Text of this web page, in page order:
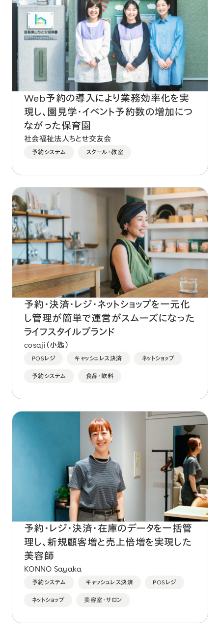
Web予約の導入により業務効率化を実
現し、園見学・イベント予約数の増加につ
ながった保育園
社会福祉法人ちとせ交友会
予約システム スクール・教室
予約・決済・レジ・ネットショップを一元化
し管理が簡単で運営がスムーズになった
ライフスタイルブランド
cosaji（小匙）
POSレジ キャッシュレス決済 ネットショップ
予約システム 食品・飲料
予約・レジ・決済・在庫のデータを一括管
理し、新規顧客増と売上倍増を実現した
美容師
KONNO Sayaka
予約システム キャッシュレス決済 POSレジ
ネットショップ 美容室・サロン